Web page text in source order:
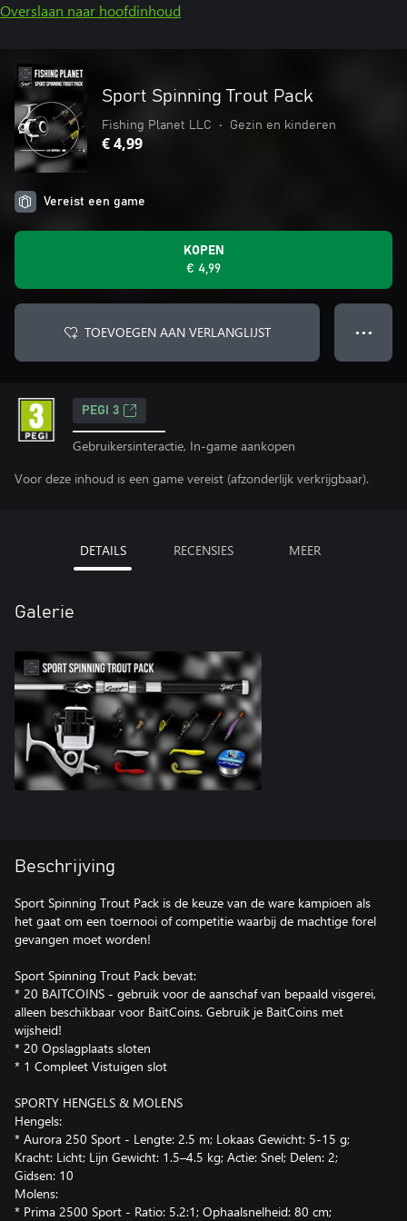
Overslaan naar hoofdinhoud
Sport Spinning Trout Pack
Fishing Planet LLC • Gezin en kinderen
€ 4,99
Vereist een game
KOPEN
€ 4,99
TOEVOEGEN AAN VERLANGLIJST ● ● ●
PEGI 3
Gebruikersinteractie, In-game aankopen
Voor deze inhoud is een game vereist (afzonderlijk verkrijgbaar).
DETAILS RECENSIES MEER
Galerie
Beschrijving
Sport Spinning Trout Pack is de keuze van de ware kampioen als
het gaat om een toernooi of competitie waarbij de machtige forel
gevangen moet worden!
Sport Spinning Trout Pack bevat:
* 20 BAITCOINS - gebruik voor de aanschaf van bepaald visgerei,
alleen beschikbaar voor BaitCoins. Gebruik je BaitCoins met
wijsheid!
* 20 Opslagplaats sloten
* 1 Compleet Vistuigen slot
SPORTY HENGELS & MOLENS
Hengels:
* Aurora 250 Sport - Lengte: 2.5 m; Lokaas Gewicht: 5-15 g;
Kracht: Licht; Lijn Gewicht: 1.5–4.5 kg; Actie: Snel; Delen: 2;
Gidsen: 10
Molens:
* Prima 2500 Sport - Ratio: 5.2:1; Ophaalsnelheid: 80 cm;